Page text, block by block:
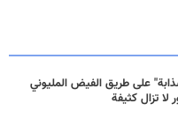
على طريق الفيض المليوني
لا تزال كثيفة